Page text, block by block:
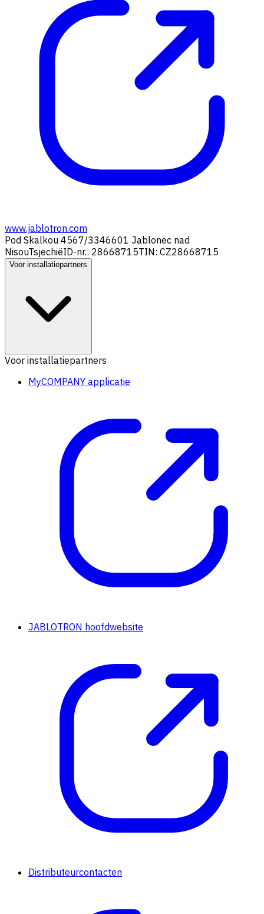
www.jablotron.com
Pod Skalkou 4567/3346601 Jablonec nad
NisouTsjechiëID-nr.: 28668715TIN: CZ28668715
Voor installatiepartners
Voor installatiepartners
MyCOMPANY applicatie
JABLOTRON hoofdwebsite
Distributeurcontacten